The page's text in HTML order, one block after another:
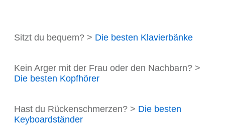
Sitzt du bequem? > Die besten Klavierbänke
Kein Arger mit der Frau oder den Nachbarn? >
Die besten Kopfhörer
Hast du Rückenschmerzen? > Die besten
Keyboardständer